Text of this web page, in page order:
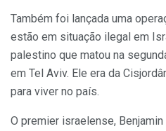
Também foi lançada uma
estão em situação ilegal em
palestino que matou na
em Tel Aviv. Ele era da
para viver no país.
O premier israelense,